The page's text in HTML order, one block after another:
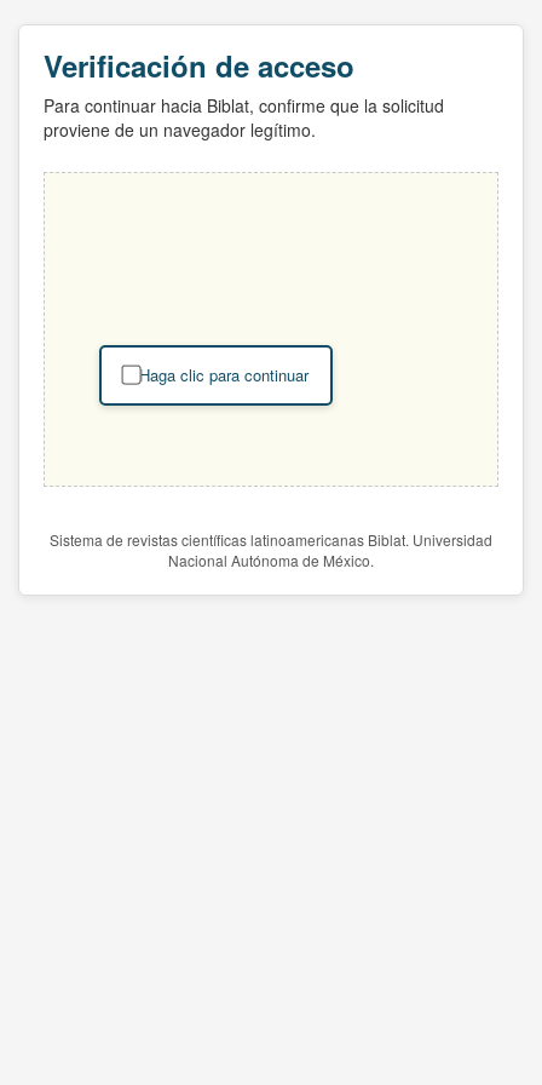
Verificación de acceso
Para continuar hacia Biblat, confirme que la solicitud
proviene de un navegador legítimo.
Haga clic para continuar
Sistema de revistas científicas latinoamericanas Biblat. Universidad
Nacional Autónoma de México.